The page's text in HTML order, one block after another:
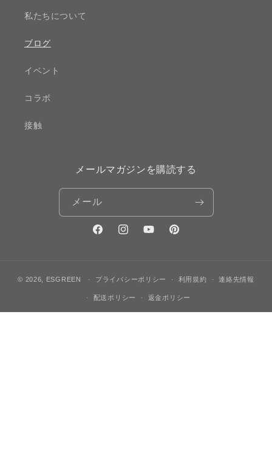
私たちについて
ブログ
イベント
コラボ
接触
メールマガジンを購読する
メール
FacebookInstagramYouTubePinterest
© 2026, ESGREEN プライバシーポリシー 利用規約 連絡先情報
配送ポリシー 返金ポリシー